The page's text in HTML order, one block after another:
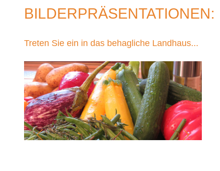
BILDERPRÄSENTATIONEN:
Treten Sie ein in das behagliche Landhaus...